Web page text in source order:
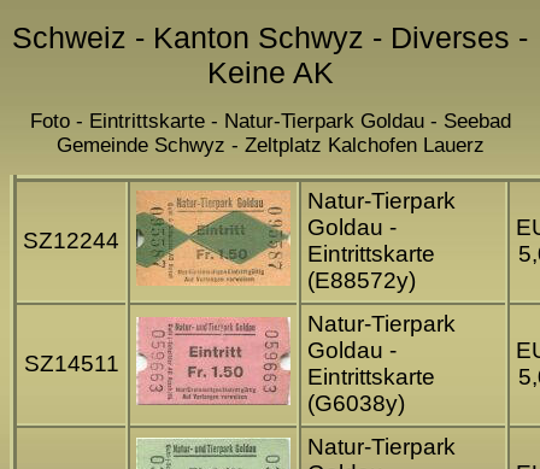
Schweiz - Kanton Schwyz - Diverses -
Keine AK
Foto - Eintrittskarte - Natur-Tierpark Goldau - Seebad
Gemeinde Schwyz - Zeltplatz Kalchofen Lauerz
SZ12244
Natur-Tierpark
Goldau -
Eintrittskarte
(E88572y)
SZ14511
Natur-Tierpark
Goldau -
Eintrittskarte
(G6038y)
Natur-Tierpark